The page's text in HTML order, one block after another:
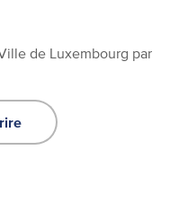
de Luxembourg par